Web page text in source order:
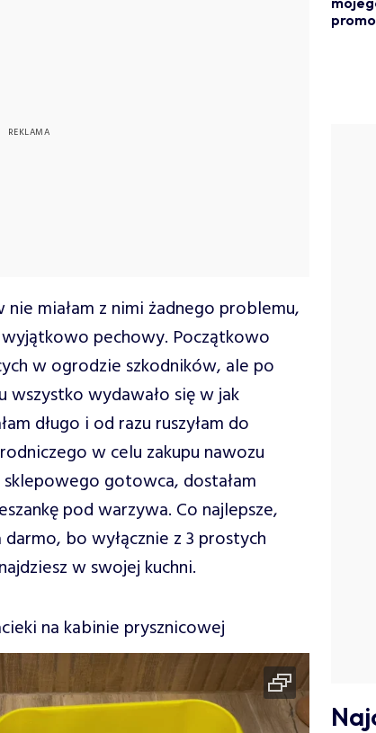
miałam z nimi żadnego problemu,
pechowy. Początkowo
w ogrodzie szkodników, ale po
wszystko wydawało się w jak
długo i od razu ruszyłam do
w celu zakupu nawozu
gotowca, dostałam
pod warzywa. Co najlepsze,
bo wyłącznie z 3 prostych
w swojej kuchni.
na kabinie prysznicowej